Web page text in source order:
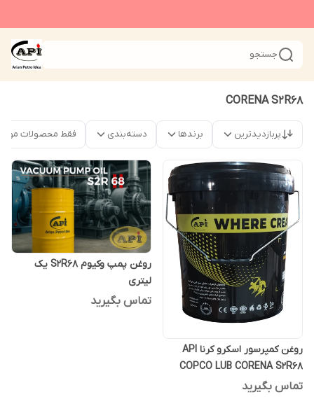
جستجو
CORENA S2R68
پربازدیدترین برندها دسته‌بندی فقط محصولات
روغن کمپرسور اسکرو کرنا API
COPCO LUB CORENA S2R68
بیست لیتری
تماس بگیرید
روغن پمپ وکیوم S2R68 یک
لیتری
تماس بگیرید